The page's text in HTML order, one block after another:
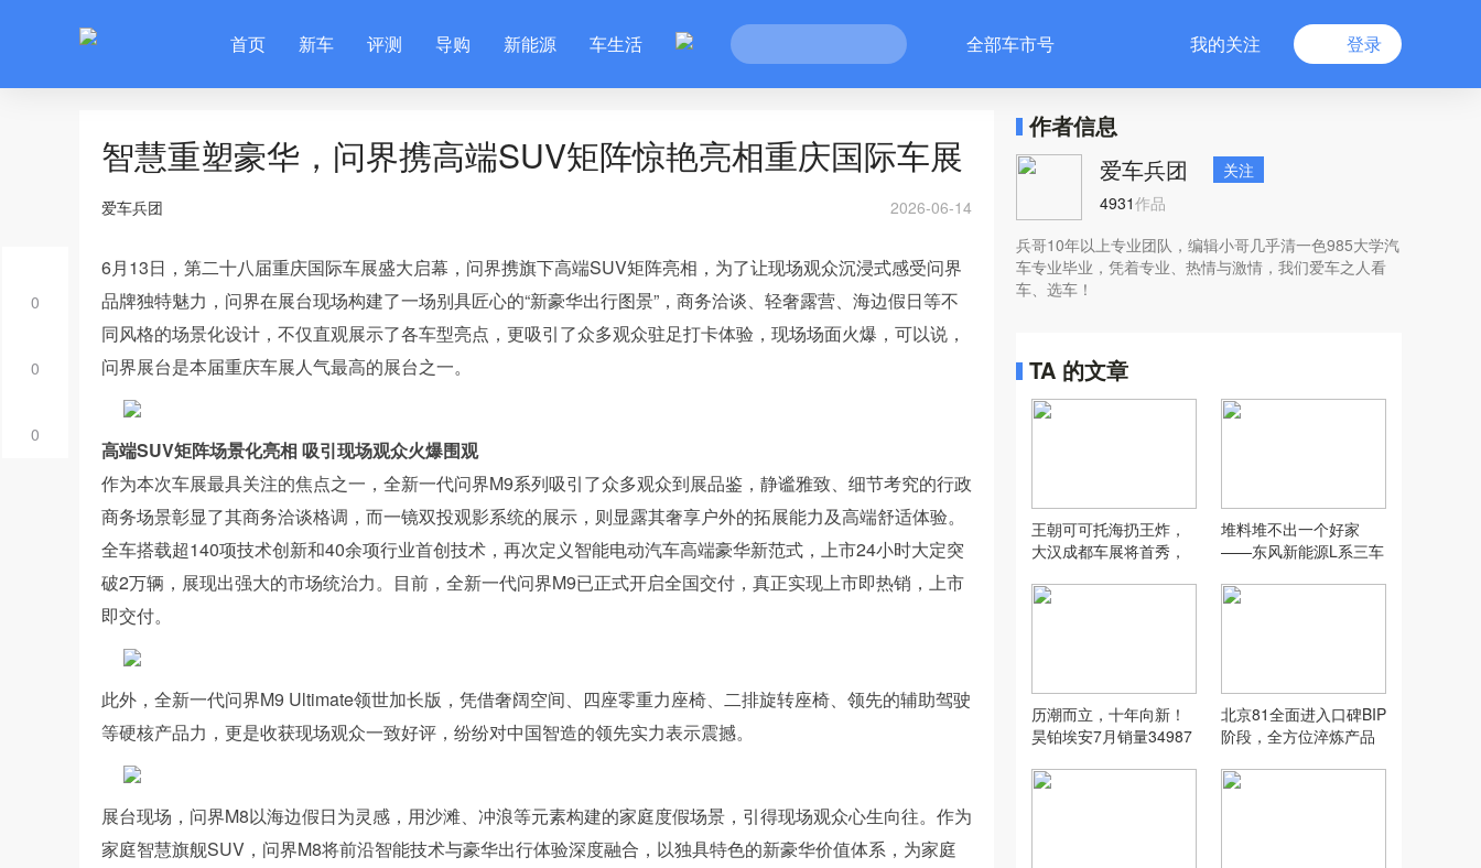
首页 新车 评测 导购 新能源 车生活 全部车市号 我的关注 登录
0
0
0
智慧重塑豪华，问界携高端SUV矩阵惊艳亮相重庆国际车展
爱车兵团 2026-06-14
6月13日，第二十八届重庆国际车展盛大启幕，问界携旗下高端SUV矩阵亮相，为了让现场观众沉浸式感受问界
品牌独特魅力，问界在展台现场构建了一场别具匠心的“新豪华出行图景”，商务洽谈、轻奢露营、海边假日等不
同风格的场景化设计，不仅直观展示了各车型亮点，更吸引了众多观众驻足打卡体验，现场场面火爆，可以说，
问界展台是本届重庆车展人气最高的展台之一。
高端SUV矩阵场景化亮相 吸引现场观众火爆围观
作为本次车展最具关注的焦点之一，全新一代问界M9系列吸引了众多观众到展品鉴，静谧雅致、细节考究的行政
商务场景彰显了其商务洽谈格调，而一镜双投观影系统的展示，则显露其奢享户外的拓展能力及高端舒适体验。
全车搭载超140项技术创新和40余项行业首创技术，再次定义智能电动汽车高端豪华新范式，上市24小时大定突
破2万辆，展现出强大的市场统治力。目前，全新一代问界M9已正式开启全国交付，真正实现上市即热销，上市
即交付。
此外，全新一代问界M9 Ultimate领世加长版，凭借奢阔空间、四座零重力座椅、二排旋转座椅、领先的辅助驾驶
等硬核产品力，更是收获现场观众一致好评，纷纷对中国智造的领先实力表示震撼。
展台现场，问界M8以海边假日为灵感，用沙滩、冲浪等元素构建的家庭度假场景，引得现场观众心生向往。作为
家庭智慧旗舰SUV，问界M8将前沿智能技术与豪华出行体验深度融合，以独具特色的新豪华价值体系，为家庭
作者信息
爱车兵团
关注
4931作品
兵哥10年以上专业团队，编辑小哥几乎清一色985大学汽
车专业毕业，凭着专业、热情与激情，我们爱车之人看
车、选车！
TA 的文章
王朝可可托海扔王炸，
大汉成都车展将首秀，
堆料堆不出一个好家
——东风新能源L系三车
卷”打了个样
历潮而立，十年向新！
昊铂埃安7月销量34987
北京81全面进入口碑BIP
阶段，全方位淬炼产品